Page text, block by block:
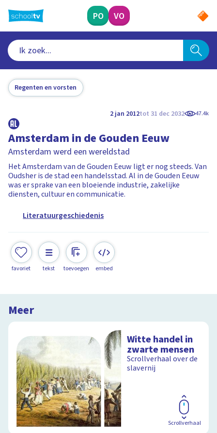
naar
hoofdinhoud
PO VO
Regenten en vorsten
2 jan 2012tot 31 dec 2032 47.4k
Amsterdam in de Gouden Eeuw
Amsterdam werd een wereldstad
Het Amsterdam van de Gouden Eeuw ligt er nog steeds. Van
Oudsher is de stad een handelsstad. Al in de Gouden Eeuw
was er sprake van een bloeiende industrie, zakelijke
diensten, cultuur en communicatie.
Literatuurgeschiedenis
favoriet tekst toevoegen embed
Meer
Witte handel in
zwarte mensen
Scrollverhaal over de
slavernij
Scrollverhaal